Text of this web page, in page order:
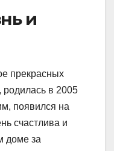
и
прекрасных
в 2005
появился на
счастлива и
доме за